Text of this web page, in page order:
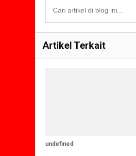
Artikel Terkait
undefined